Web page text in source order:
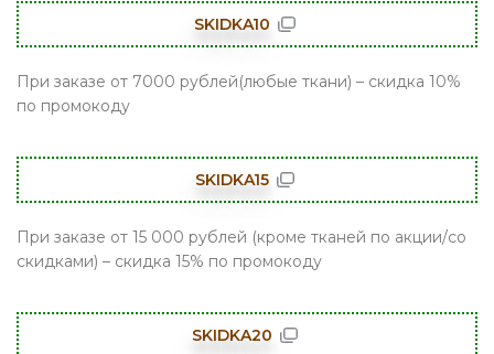
SKIDKA10
При заказе от 7000 рублей(любые ткани) – скидка 10%
по промокоду
SKIDKA15
При заказе от 15 000 рублей (кроме тканей по акции/со
скидками) – скидка 15% по промокоду
SKIDKA20